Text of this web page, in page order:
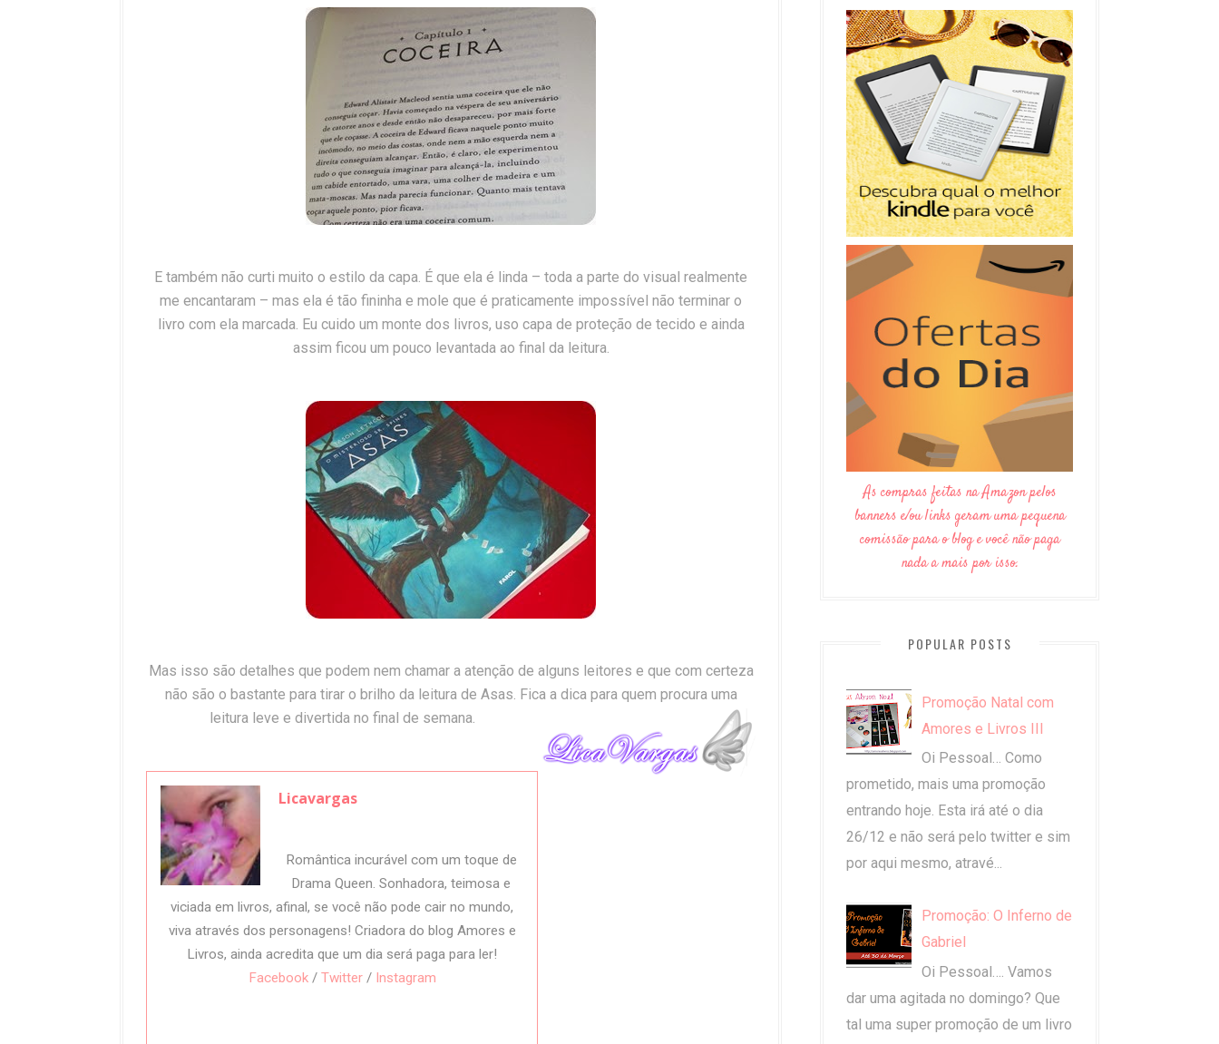
E também não curti muito o estilo da capa. É que ela é linda – toda a parte do visual realmente
me encantaram – mas ela é tão fininha e mole que é praticamente impossível não terminar o
livro com ela marcada. Eu cuido um monte dos livros, uso capa de proteção de tecido e ainda
assim ficou um pouco levantada ao final da leitura.
Mas isso são detalhes que podem nem chamar a atenção de alguns leitores e que com certeza
não são o bastante para tirar o brilho da leitura de Asas. Fica a dica para quem procura uma
leitura leve e divertida no final de semana.
Licavargas
Romântica incurável com um toque de
Drama Queen. Sonhadora, teimosa e
viciada em livros, afinal, se você não pode cair no mundo,
viva através dos personagens! Criadora do blog Amores e
Livros, ainda acredita que um dia será paga para ler!
Facebook/ Twitter/ Instagram
As compras feitas na Amazon pelos
banners e/ou links geram uma pequena
comissão para o blog e você não paga
nada a mais por isso.
POPULAR POSTS
Promoção Natal com
Amores e Livros III
Oi Pessoal… Como
prometido, mais uma promoção
entrando hoje. Esta irá até o dia
26/12 e não será pelo twitter e sim
por aqui mesmo, atravé...
Promoção: O Inferno de
Gabriel
Oi Pessoal…. Vamos
dar uma agitada no domingo? Que
tal uma super promoção de um livro